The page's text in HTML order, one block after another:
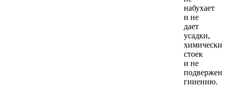
набухает
и не
дает
усадки,
химически
стоек
и не
подвержен
гниению.